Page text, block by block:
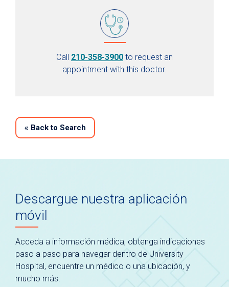
Call 210-358-3900 to request an
appointment with this doctor.
« Back to Search
Descargue nuestra aplicación
móvil
Acceda a información médica, obtenga indicaciones
paso a paso para navegar dentro de University
Hospital, encuentre un médico o una ubicación, y
mucho más.